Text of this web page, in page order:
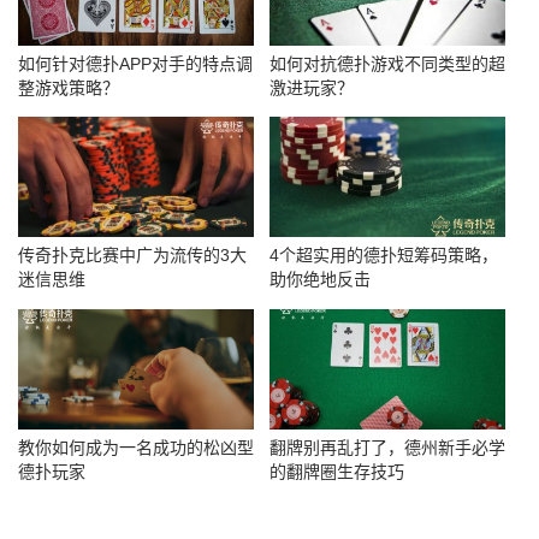
如何针对德扑APP对手的特点调
整游戏策略？
如何对抗德扑游戏不同类型的超
激进玩家？
传奇扑克比赛中广为流传的3大
迷信思维
4个超实用的德扑短筹码策略，
助你绝地反击
教你如何成为一名成功的松凶型
德扑玩家​
翻牌别再乱打了，德州新手必学
的翻牌圈生存技巧